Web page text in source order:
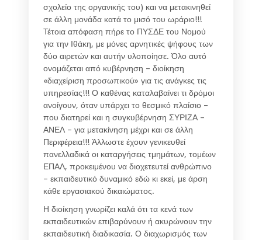
σχολείο της οργανικής του) και να μετακινηθεί
σε άλλη μονάδα κατά το μισό του ωράριο!!!
Τέτοια απόφαση πήρε το ΠΥΣΔΕ του Νομού
για την Ιθάκη, με μόνες αρνητικές ψήφους των
δύο αιρετών και αυτήν υλοποίησε. Όλο αυτό
ονομάζεται από κυβέρνηση – διοίκηση
«διαχείριση προσωπικού» για τις ανάγκες τις
υπηρεσίας!!! Ο καθένας καταλαβαίνει τι δρόμοι
ανοίγουν, όταν υπάρχει το θεσμικό πλαίσιο –
που διατηρεί και η συγκυβέρνηση ΣΥΡΙΖΑ –
ΑΝΕΛ – για μετακίνηση μέχρι και σε άλλη
Περιφέρεια!!! Άλλωστε έχουν γενικευθεί
πανελλαδικά οι καταργήσεις τμημάτων, τομέων
ΕΠΑΛ, προκειμένου να διοχετευτεί ανθρώπινο
– εκπαιδευτικό δυναμικό εδώ κι εκεί, με άρση
κάθε εργασιακού δικαιώματος.
Η διοίκηση γνωρίζει καλά ότι τα κενά των
εκπαιδευτικών επιβαρύνουν ή ακυρώνουν την
εκπαιδευτική διαδικασία. Ο διαχωρισμός των